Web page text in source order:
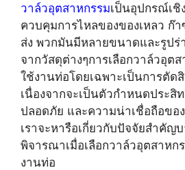
วาล์วอุตสาหกรรมเป็นอุปกรณ์เชิ
ควบคุมการไหลของของเหลว ก๊
ส่ง พวกมันมีหลายขนาดและรูปร่
จากวัสดุต่างๆการเลือกวาล์วอุต
ใช้งานท่อโดยเฉพาะเป็นการตัด
เนื่องจากจะเป็นตัวกำหนดประสิ
ปลอดภัย และความน่าเชื่อถือขอ
เราจะหารือเกี่ยวกับปัจจัยสำคัญ
พิจารณาเมื่อเลือกวาล์วอุตสาหก
งานท่อ